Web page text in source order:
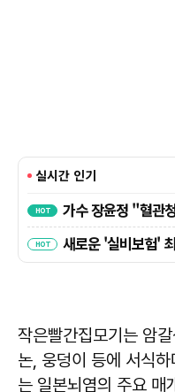
작은빨간집모기는 암
논, 웅덩이 등에 서식
는 일본뇌염의 주요 매